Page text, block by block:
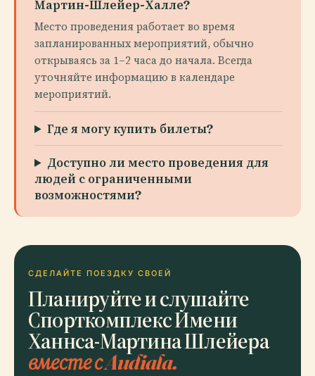
Мартин-Шлейер-Халле?
Место проведения работает во время
запланированных мероприятий, обычно
открываясь за 1–2 часа до начала. Всегда
уточняйте информацию в календаре
мероприятий.
Где я могу купить билеты?
Доступно ли место проведения для
людей с ограниченными
возможностями?
СДЕЛАЙТЕ ПОЕЗДКУ СВОЕЙ
Планируйте и слушайте
Спорткомплекс Имени
Ханнса-Мартина Шлейера
вместе с Audiala.